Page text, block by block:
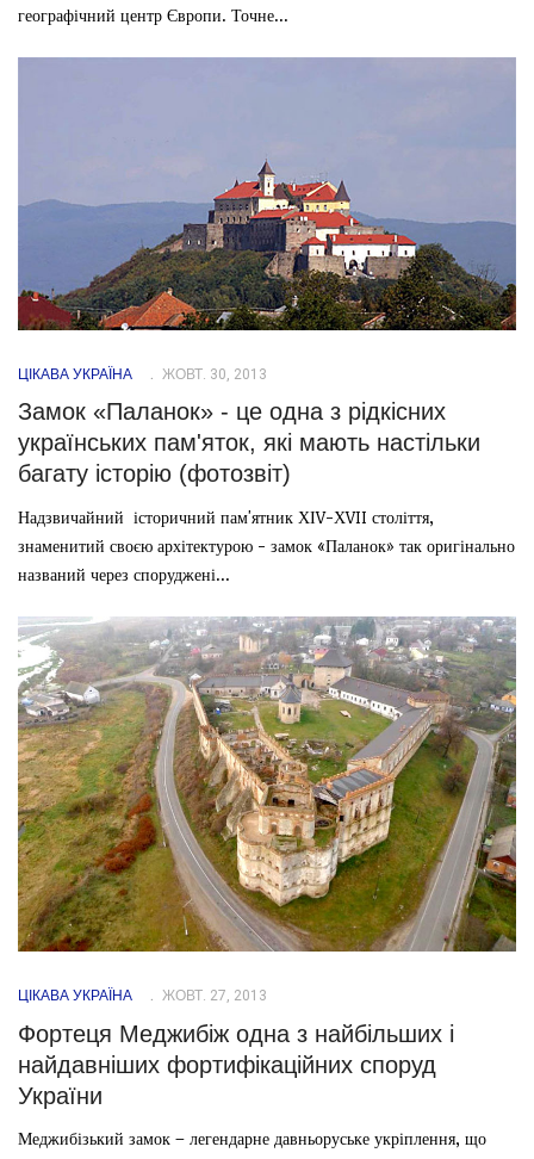
географічний центр Європи. Точне...
ЦІКАВА УКРАЇНА ЖОВТ. 30, 2013
Замок «Паланок» - це одна з рідкісних
українських пам'яток, які мають настільки
багату історію (фотозвіт)
Надзвичайний історичний пам'ятник ХІV-ХVII століття,
знаменитий своєю архітектурою - замок «Паланок» так оригінально
названий через споруджені...
ЦІКАВА УКРАЇНА ЖОВТ. 27, 2013
Фортеця Меджибіж одна з найбільших і
найдавніших фортифікаційних споруд
України
Меджибізький замок – легендарне давньоруське укріплення, що